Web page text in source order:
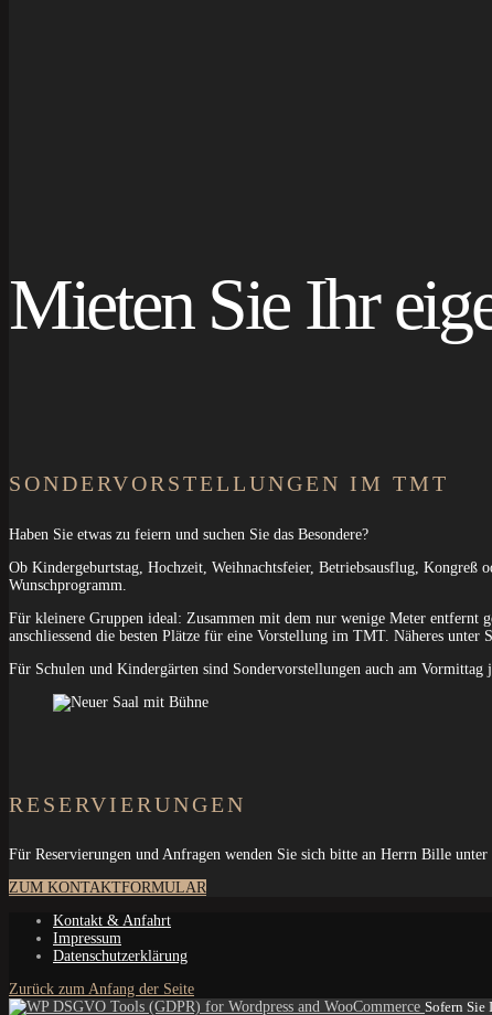
Mieten Sie Ihr
SONDERVORSTELLUNGEN IM TMT
Haben Sie etwas zu feiern und suchen Sie das Besondere?
Ob Kindergeburtstag, Hochzeit, Weihnachtsfeier, Betriebsausflug,
Wunschprogramm.
Für kleinere Gruppen ideal: Zusammen mit dem nur wenige Meter entfernt
anschliessend die besten Plätze für eine Vorstellung im TMT. Näheres unter
Für Schulen und Kindergärten sind Sondervorstellungen auch am
RESERVIERUNGEN
Für Reservierungen und Anfragen wenden Sie sich bitte an Herrn Bille
ZUM KONTAKTFORMULAR
Kontakt & Anfahrt
Impressum
Datenschutzerklärung
Zurück zum Anfang der Seite
Sofern